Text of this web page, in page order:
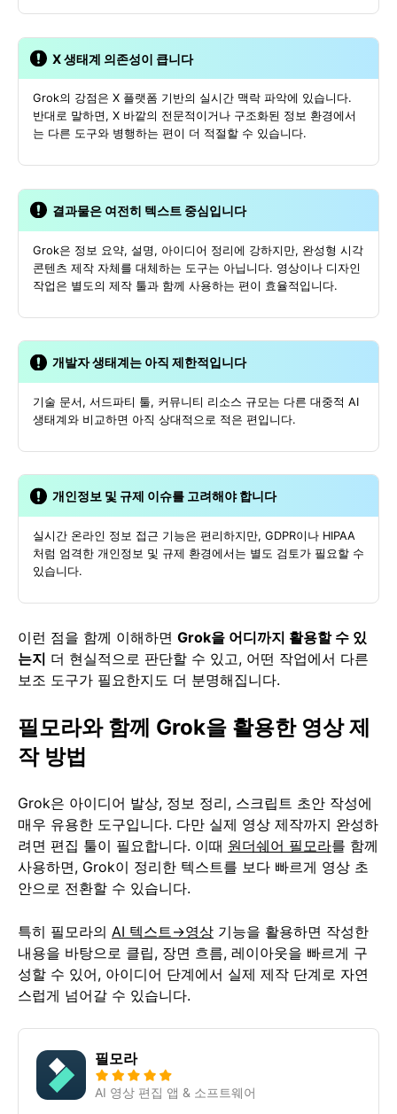
X 생태계 의존성이 큽니다
Grok의 강점은 X 플랫폼 기반의 실시간 맥락 파악에 있습니다.
반대로 말하면, X 바깥의 전문적이거나 구조화된 정보 환경에서
는 다른 도구와 병행하는 편이 더 적절할 수 있습니다.
결과물은 여전히 텍스트 중심입니다
Grok은 정보 요약, 설명, 아이디어 정리에 강하지만, 완성형 시각
콘텐츠 제작 자체를 대체하는 도구는 아닙니다. 영상이나 디자인
작업은 별도의 제작 툴과 함께 사용하는 편이 효율적입니다.
개발자 생태계는 아직 제한적입니다
기술 문서, 서드파티 툴, 커뮤니티 리소스 규모는 다른 대중적 AI
생태계와 비교하면 아직 상대적으로 적은 편입니다.
개인정보 및 규제 이슈를 고려해야 합니다
실시간 온라인 정보 접근 기능은 편리하지만, GDPR이나 HIPAA
처럼 엄격한 개인정보 및 규제 환경에서는 별도 검토가 필요할 수
있습니다.
이런 점을 함께 이해하면 Grok을 어디까지 활용할 수 있
는지 더 현실적으로 판단할 수 있고, 어떤 작업에서 다른
보조 도구가 필요한지도 더 분명해집니다.
필모라와 함께 Grok을 활용한 영상 제
작 방법
Grok은 아이디어 발상, 정보 정리, 스크립트 초안 작성에
매우 유용한 도구입니다. 다만 실제 영상 제작까지 완성하
려면 편집 툴이 필요합니다. 이때 원더쉐어 필모라를 함께
사용하면, Grok이 정리한 텍스트를 보다 빠르게 영상 초
안으로 전환할 수 있습니다.
특히 필모라의 AI 텍스트→영상 기능을 활용하면 작성한
내용을 바탕으로 클립, 장면 흐름, 레이아웃을 빠르게 구
성할 수 있어, 아이디어 단계에서 실제 제작 단계로 자연
스럽게 넘어갈 수 있습니다.
필모라
AI 영상 편집 앱 & 소프트웨어